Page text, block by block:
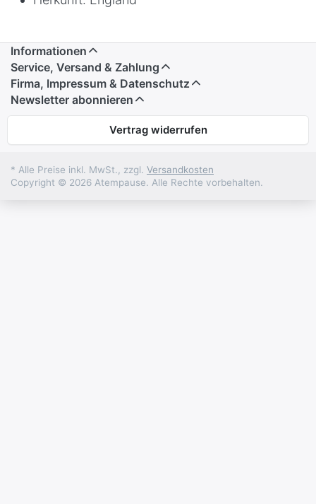
Informationen
Service, Versand & Zahlung
Firma, Impressum & Datenschutz
Newsletter abonnieren
Vertrag widerrufen
* Alle Preise inkl. MwSt., zzgl. Versandkosten
Copyright © 2026 Atempause. Alle Rechte vorbehalten.